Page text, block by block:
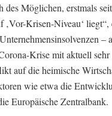
Möglichen, erstmals
‚Vor-Krisen-Niveau‘
–
Krise mit aktuell
auf die heimische
wie etwa die
Europäische Zentralbank.